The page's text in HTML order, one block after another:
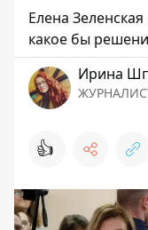
Елена
какое бы
Ирина
👍